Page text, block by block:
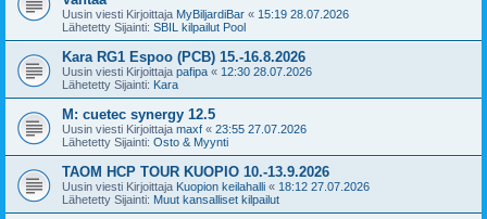
Uusin viesti Kirjoittaja MyBiljardiBar « 15:19 28.07.2026
Lähetetty Sijainti: SBIL kilpailut Pool
Kara RG1 Espoo (PCB) 15.-16.8.2026
Uusin viesti Kirjoittaja pafipa « 12:30 28.07.2026
Lähetetty Sijainti: Kara
M: cuetec synergy 12.5
Uusin viesti Kirjoittaja maxf « 23:55 27.07.2026
Lähetetty Sijainti: Osto & Myynti
TAOM HCP TOUR KUOPIO 10.-13.9.2026
Uusin viesti Kirjoittaja Kuopion keilahalli « 18:12 27.07.2026
Lähetetty Sijainti: Muut kansalliset kilpailut